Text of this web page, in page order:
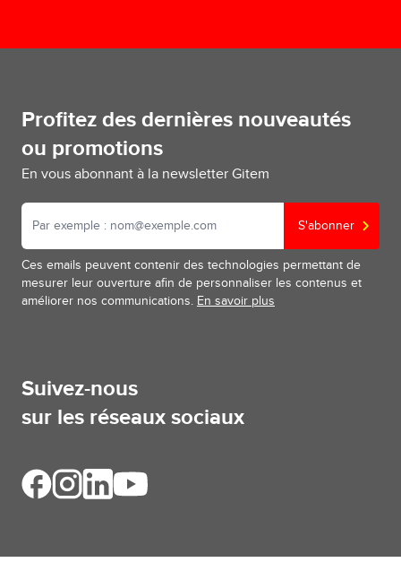
Profitez des dernières nouveautés
ou promotions
En vous abonnant à la newsletter Gitem
S'abonner
Ces emails peuvent contenir des technologies permettant de
mesurer leur ouverture afin de personnaliser les contenus et
améliorer nos communications. En savoir plus
Suivez-nous
sur les réseaux sociaux